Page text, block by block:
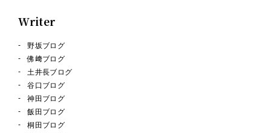
Writer
野坂ブログ
佛﨑ブログ
土井長ブログ
谷口ブログ
神田ブログ
飯田ブログ
桐田ブログ